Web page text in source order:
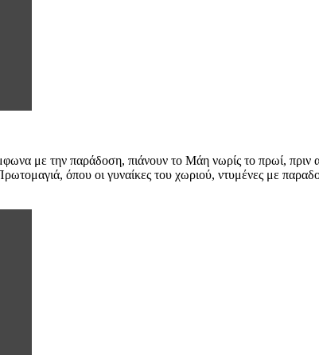
με την παράδοση, πιάνουν το Μάη νωρίς το πρωί,
όπου οι γυναίκες του χωριού, ντυμένες με